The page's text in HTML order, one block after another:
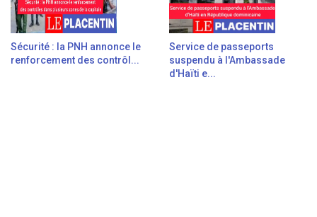
Sécurité : la PNH annonce le
renforcement des contrôl...
Service de passeports
suspendu à l'Ambassade
d'Haïti e...